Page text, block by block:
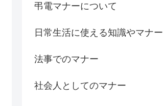
弔電マナーについて
日常生活に使える知識やマナー
法事でのマナー
社会人としてのマナー